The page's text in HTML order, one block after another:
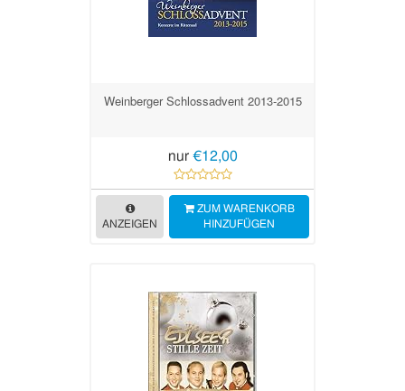
Weinberger Schlossadvent 2013-2015
nur €12,00
ANZEIGEN
ZUM WARENKORB
HINZUFÜGEN